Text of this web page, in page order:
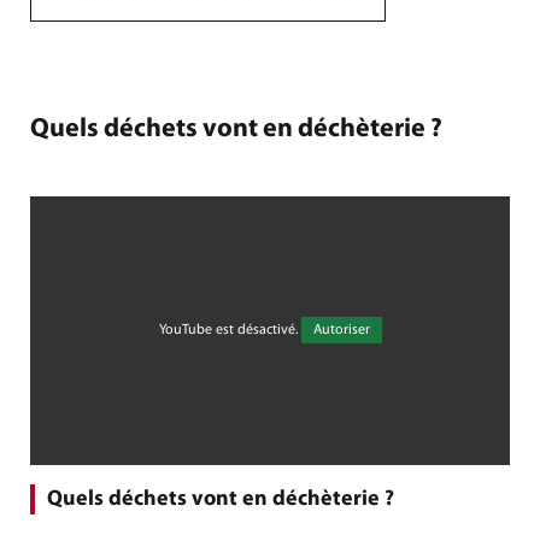
Quels déchets vont en déchèterie ?
YouTube est désactivé. Autoriser
Quels déchets vont en déchèterie ?